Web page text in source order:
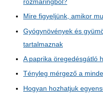
rozmaringból?
Mire figyeljünk, amikor
Gyógynövények és
tartalmaznak
A paprika öregedésgátló
Tényleg mérgező a
Hogyan hozhatjuk